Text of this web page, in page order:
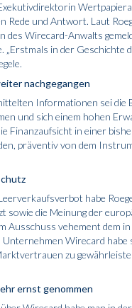
Rede und Antwort. Laut
des Wirecard-Anwalts
„Erstmals in der
nachgegangen
Informationen sei die
und sich einem hohen
Finanzaufsicht in einer
präventiv von dem
habe
sowie die Meinung der
Ausschuss vehement dem
Wirecard
zu
ernst genommen